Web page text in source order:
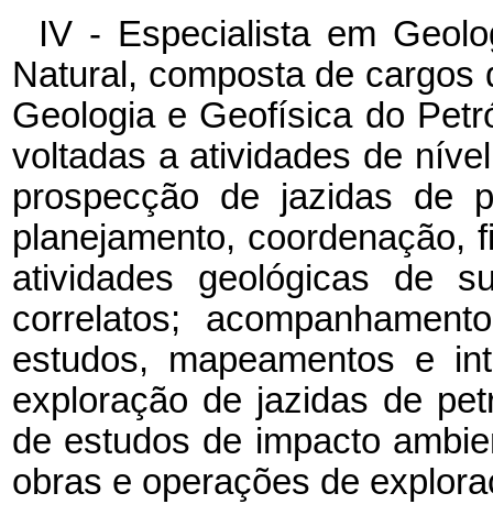
IV - Especialista em
Natural, composta de
Geologia e Geofísica do
voltadas a atividades de
prospecção de jazidas de
planejamento, coordenação,
atividades geológicas de
correlatos;
estudos, mapeamentos e
exploração de jazidas de
de estudos de impacto
obras e operações de